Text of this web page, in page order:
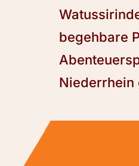
begehbare
Niederrhein